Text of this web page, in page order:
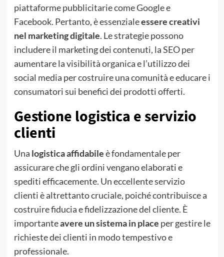
piattaforme pubblicitarie come Google e
Facebook. Pertanto, è essenzialeessere creativi
nel marketing digitale. Le strategie possono
includere il marketing dei contenuti, la SEO per
aumentare la visibilità organica e l’utilizzo dei
social media per costruire una comunità e educare i
consumatori sui benefici dei prodotti offerti.
Gestione logistica e servizio
clienti
Una logistica affidabileè fondamentale per
assicurare che gli ordini vengano elaborati e
spediti efficacemente. Un eccellente servizio
clienti è altrettanto cruciale, poiché contribuisce a
costruire fiducia e fidelizzazione del cliente. È
importanteavere un sistema in place per gestire le
richieste dei clienti in modo tempestivo e
professionale.